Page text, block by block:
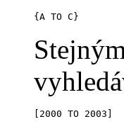
{A TO C}
[2000 TO 2003]